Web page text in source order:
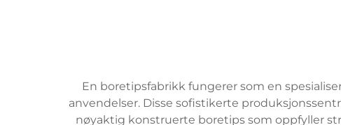
En boretipsfabrikk fungerer som en
anvendelser. Disse sofistikerte
nøyaktig konstruerte boretips som oppfyller